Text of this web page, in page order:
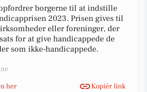
borgerne til at indstille
2023. Prisen gives til
eller foreninger, der
for at give handicappede de
som ikke-handicappede.
her
Kopiér link